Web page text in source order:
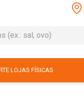
sal, ovo)
LOJAS FÍSICAS